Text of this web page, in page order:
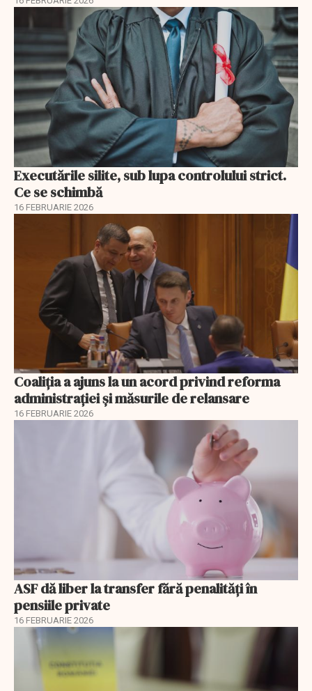
Executările silite, sub lupa controlului strict.
Ce se schimbă
16 FEBRUARIE 2026
Coaliția a ajuns la un acord privind reforma
administrației și măsurile de relansare
16 FEBRUARIE 2026
ASF dă liber la transfer fără penalități în
pensiile private
16 FEBRUARIE 2026